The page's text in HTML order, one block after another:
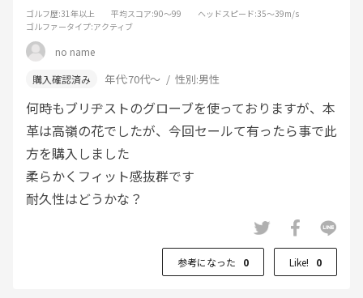
ゴルフ歴:31年以上 平均スコア:90～99 ヘッドスピード:35～39m/s
ゴルファータイプ:アクティブ
no name
年代:70代～ 性別:男性
何時もブリヂストのグローブを使っておりますが、本
革は高嶺の花でしたが、今回セールて有ったら事で此
方を購入しました
柔らかくフィット感抜群です
耐久性はどうかな？
参考になった 0 Like! 0